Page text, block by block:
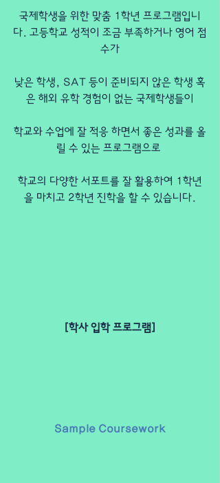
국제학생을 위한 맞춤 1학년 프로그램입니
다. 고등학교 성적이 조금 부족하거나 영어 점
수가
낮은 학생, SAT 등이 준비되지 않은 학생 혹
은 해외 유학 경험이 없는 국제학생들이
학교와 수업에 잘 적응 하면서 좋은 성과를 올
릴 수 있는 프로그램으로
학교의 다양한 서포트를 잘 활용하여 1학년
을 마치고 2학년 진학을 할 수 있습니다.
[학사 입학 프로그램]
Sample Coursework